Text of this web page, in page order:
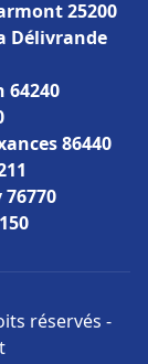
25200
Délivrande
64240
86440
réservés -